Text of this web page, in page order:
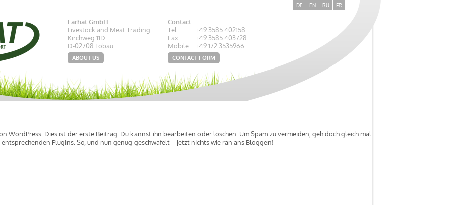
DE EN RU FR
Farhat GmbH
Livestock and Meat Trading
Kirchweg 11D
D-02708 Löbau
ABOUT US
Contact:
Tel:
+49 3585 402158
Fax:
+49 3585 403728
Mobile:
+49 172 3535966
CONTACT FORM
WordPress. Dies ist der erste Beitrag. Du kannst ihn bearbeiten oder löschen. Um Spam zu vermeiden, geh doch gleich mal
Plugins. So, und nun genug geschwafelt – jetzt nichts wie ran ans Bloggen!